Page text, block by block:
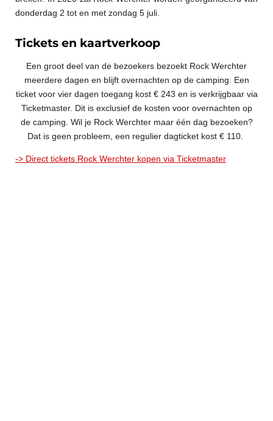
donderdag 2 tot en met zondag 5 juli.
Tickets en kaartverkoop
Een groot deel van de bezoekers bezoekt Rock Werchter
meerdere dagen en blijft overnachten op de camping. Een
ticket voor vier dagen toegang kost € 243 en is verkrijgbaar via
Ticketmaster. Dit is exclusief de kosten voor overnachten op
de camping. Wil je Rock Werchter maar één dag bezoeken?
Dat is geen probleem, een regulier dagticket kost € 110.
-> Direct tickets Rock Werchter kopen via Ticketmaster